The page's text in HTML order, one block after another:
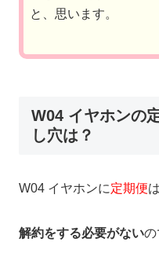
と、思います。
W04 イヤホンの
し穴は？
W04 イヤホンに定期便
解約をする必要がないの